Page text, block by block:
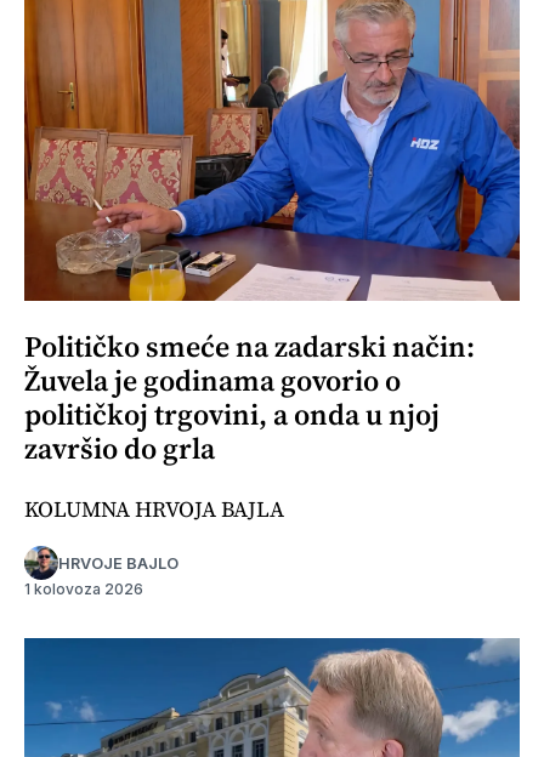
Političko smeće na zadarski način:
Žuvela je godinama govorio o
političkoj trgovini, a onda u njoj
završio do grla
KOLUMNA HRVOJA BAJLA
HRVOJE BAJLO
1 kolovoza 2026